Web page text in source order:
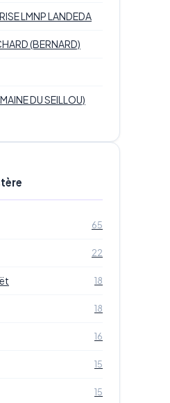
LMNP LANDEDA
(BERNARD)
DU SEILLOU)
65
22
18
18
16
15
15